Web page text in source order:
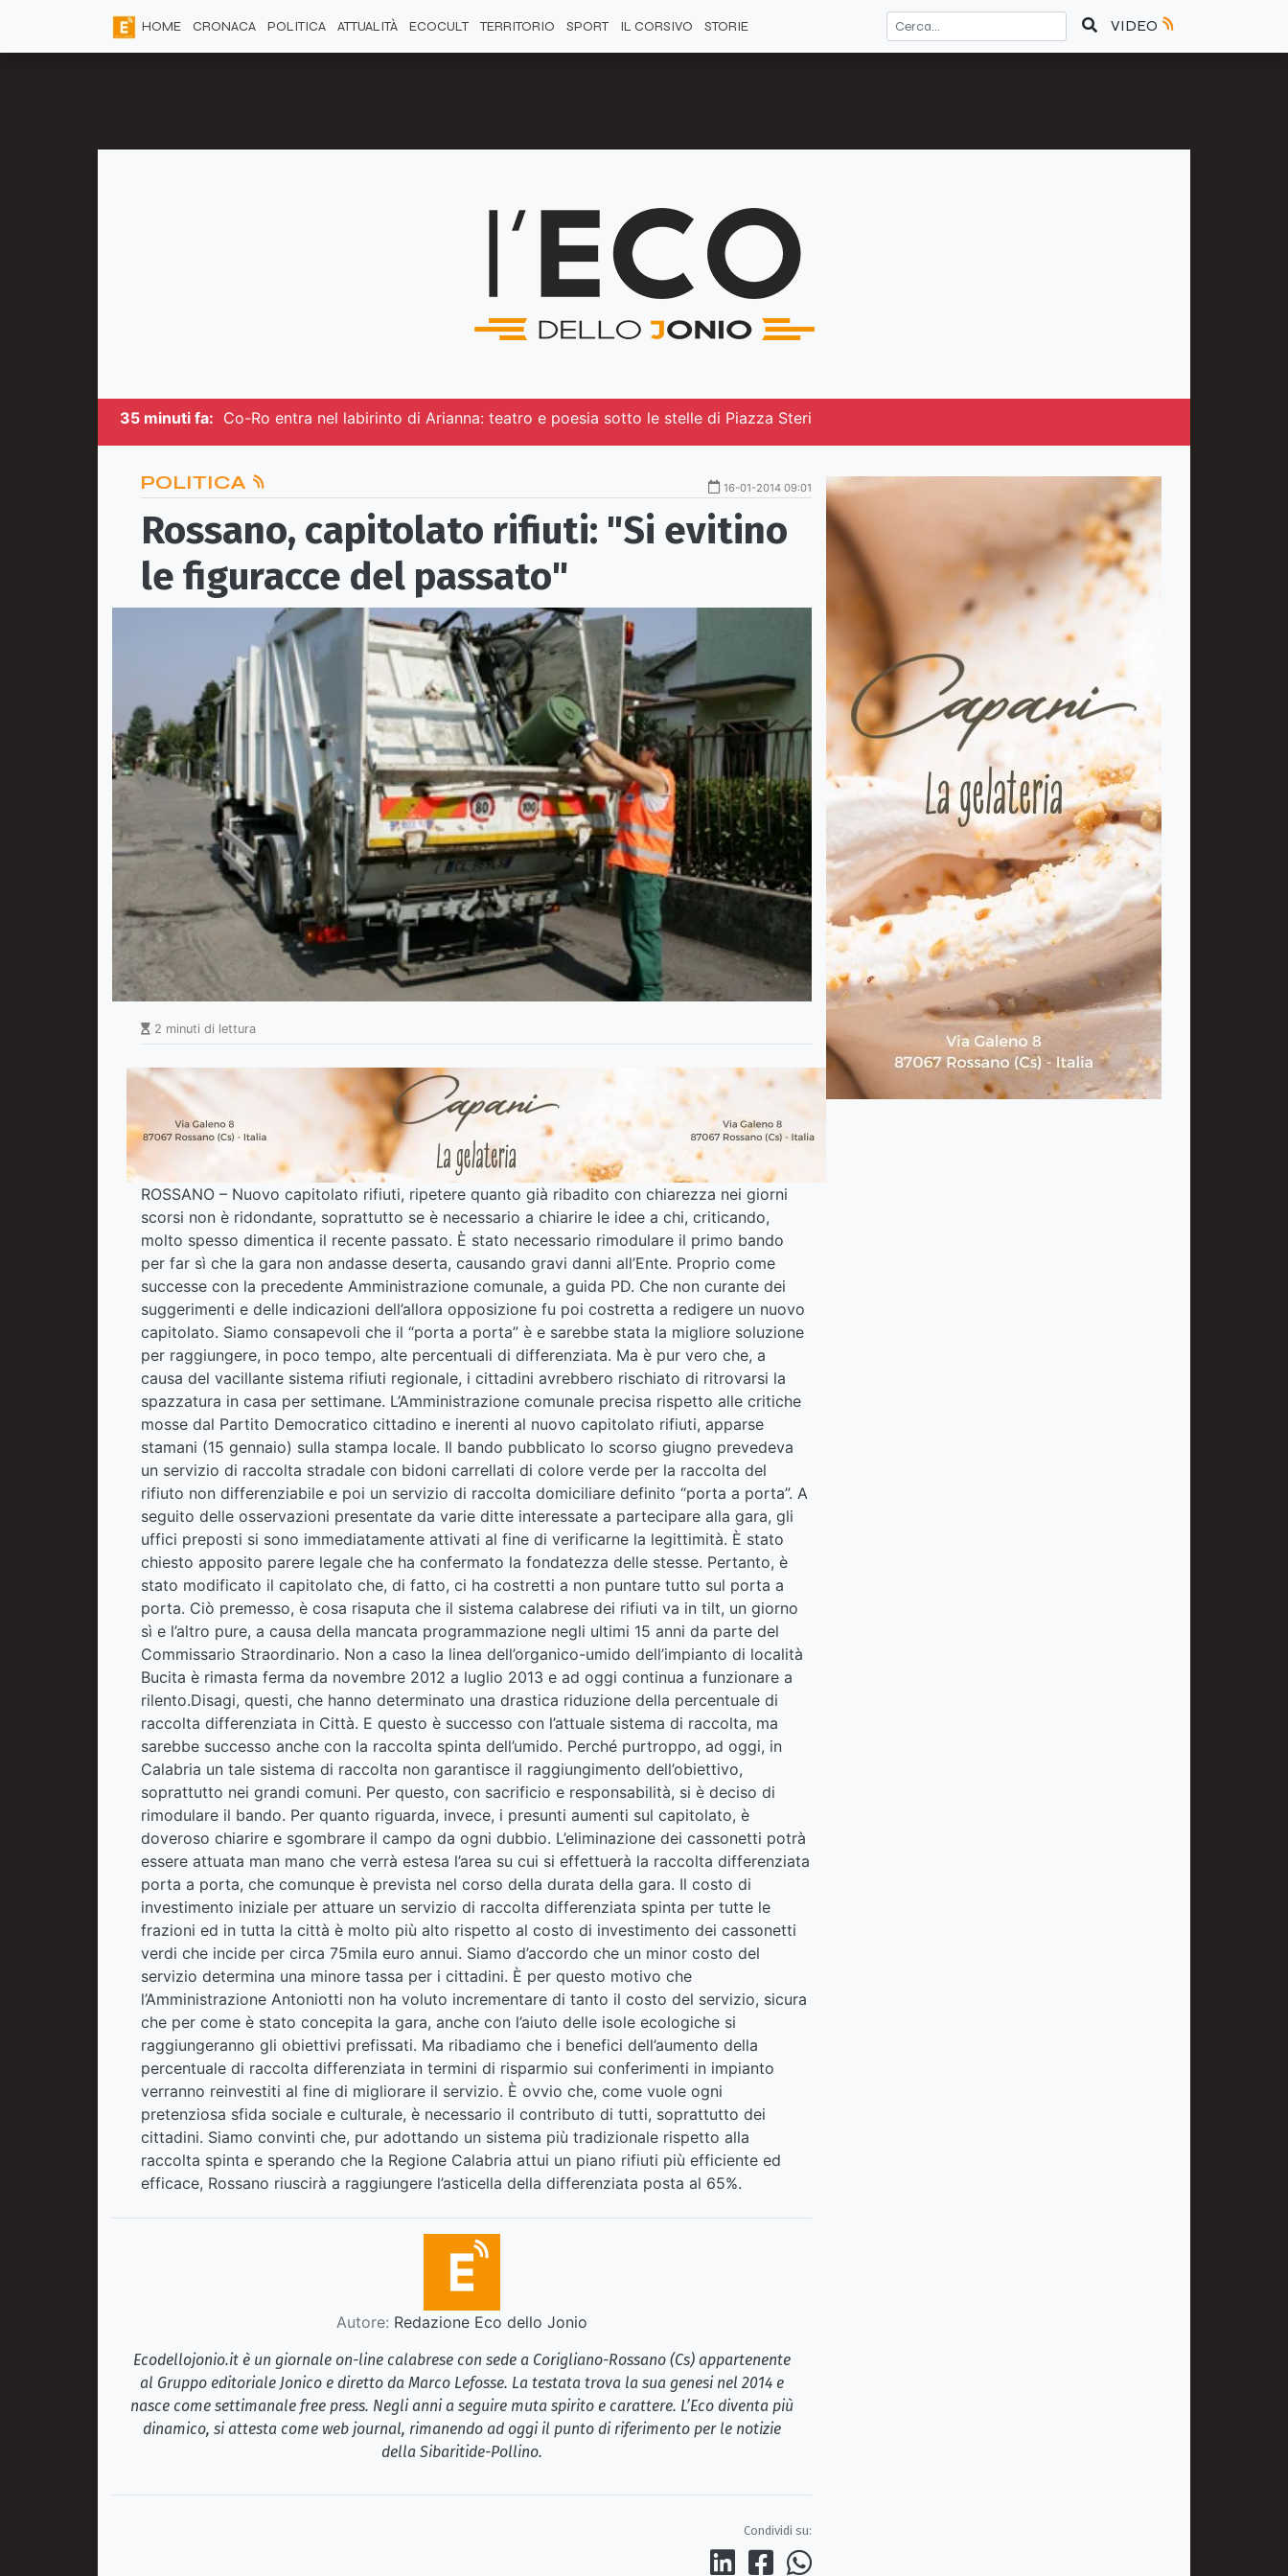
HOME CRONACA POLITICA ATTUALITÀ ECOCULT TERRITORIO SPORT IL CORSIVO STORIE VIDEO
35 minuti fa: Co-Ro entra nel labirinto di Arianna: teatro e poesia sotto le stelle di Piazza Steri
POLITICA 16-01-2014 09:01
Rossano, capitolato rifiuti: "Si evitino
le figuracce del passato"
2 minuti di lettura
ROSSANO – Nuovo capitolato rifiuti, ripetere quanto già ribadito con chiarezza nei giorni
scorsi non è ridondante, soprattutto se è necessario a chiarire le idee a chi, criticando,
molto spesso dimentica il recente passato. È stato necessario rimodulare il primo bando
per far sì che la gara non andasse deserta, causando gravi danni all’Ente. Proprio come
successe con la precedente Amministrazione comunale, a guida PD. Che non curante dei
suggerimenti e delle indicazioni dell’allora opposizione fu poi costretta a redigere un nuovo
capitolato. Siamo consapevoli che il “porta a porta” è e sarebbe stata la migliore soluzione
per raggiungere, in poco tempo, alte percentuali di differenziata. Ma è pur vero che, a
causa del vacillante sistema rifiuti regionale, i cittadini avrebbero rischiato di ritrovarsi la
spazzatura in casa per settimane. L’Amministrazione comunale precisa rispetto alle critiche
mosse dal Partito Democratico cittadino e inerenti al nuovo capitolato rifiuti, apparse
stamani (15 gennaio) sulla stampa locale. Il bando pubblicato lo scorso giugno prevedeva
un servizio di raccolta stradale con bidoni carrellati di colore verde per la raccolta del
rifiuto non differenziabile e poi un servizio di raccolta domiciliare definito “porta a porta”. A
seguito delle osservazioni presentate da varie ditte interessate a partecipare alla gara, gli
uffici preposti si sono immediatamente attivati al fine di verificarne la legittimità. È stato
chiesto apposito parere legale che ha confermato la fondatezza delle stesse. Pertanto, è
stato modificato il capitolato che, di fatto, ci ha costretti a non puntare tutto sul porta a
porta. Ciò premesso, è cosa risaputa che il sistema calabrese dei rifiuti va in tilt, un giorno
sì e l’altro pure, a causa della mancata programmazione negli ultimi 15 anni da parte del
Commissario Straordinario. Non a caso la linea dell’organico-umido dell’impianto di località
Bucita è rimasta ferma da novembre 2012 a luglio 2013 e ad oggi continua a funzionare a
rilento.Disagi, questi, che hanno determinato una drastica riduzione della percentuale di
raccolta differenziata in Città. E questo è successo con l’attuale sistema di raccolta, ma
sarebbe successo anche con la raccolta spinta dell’umido. Perché purtroppo, ad oggi, in
Calabria un tale sistema di raccolta non garantisce il raggiungimento dell’obiettivo,
soprattutto nei grandi comuni. Per questo, con sacrificio e responsabilità, si è deciso di
rimodulare il bando. Per quanto riguarda, invece, i presunti aumenti sul capitolato, è
doveroso chiarire e sgombrare il campo da ogni dubbio. L’eliminazione dei cassonetti potrà
essere attuata man mano che verrà estesa l’area su cui si effettuerà la raccolta differenziata
porta a porta, che comunque è prevista nel corso della durata della gara. Il costo di
investimento iniziale per attuare un servizio di raccolta differenziata spinta per tutte le
frazioni ed in tutta la città è molto più alto rispetto al costo di investimento dei cassonetti
verdi che incide per circa 75mila euro annui. Siamo d’accordo che un minor costo del
servizio determina una minore tassa per i cittadini. È per questo motivo che
l’Amministrazione Antoniotti non ha voluto incrementare di tanto il costo del servizio, sicura
che per come è stato concepita la gara, anche con l’aiuto delle isole ecologiche si
raggiungeranno gli obiettivi prefissati. Ma ribadiamo che i benefici dell’aumento della
percentuale di raccolta differenziata in termini di risparmio sui conferimenti in impianto
verranno reinvestiti al fine di migliorare il servizio. È ovvio che, come vuole ogni
pretenziosa sfida sociale e culturale, è necessario il contributo di tutti, soprattutto dei
cittadini. Siamo convinti che, pur adottando un sistema più tradizionale rispetto alla
raccolta spinta e sperando che la Regione Calabria attui un piano rifiuti più efficiente ed
efficace, Rossano riuscirà a raggiungere l’asticella della differenziata posta al 65%.
Autore: Redazione Eco dello Jonio
Ecodellojonio.it è un giornale on-line calabrese con sede a Corigliano-Rossano (Cs) appartenente
al Gruppo editoriale Jonico e diretto da Marco Lefosse. La testata trova la sua genesi nel 2014 e
nasce come settimanale free press. Negli anni a seguire muta spirito e carattere. L’Eco diventa più
dinamico, si attesta come web journal, rimanendo ad oggi il punto di riferimento per le notizie
della Sibaritide-Pollino.
Condividi su: